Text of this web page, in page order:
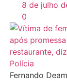
8 de julho
0
Polícia
Fernando